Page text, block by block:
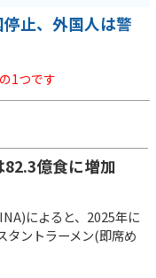
止、外国人は警
1つです
82.3億食に増加
によると、2025年に
タントラーメン(即席め